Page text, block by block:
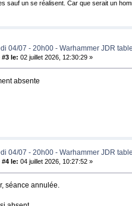
sauf un se réalisent. Car que serait un
04/07 - 20h00 - Warhammer JDR
le: 02 juillet 2026, 12:30:29 »
absente
04/07 - 20h00 - Warhammer JDR
#4 le: 04 juillet 2026, 10:27:52 »
séance annulée.